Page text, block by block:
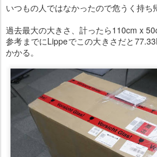
いつもの人ではなかったので危うく持ち
過去最大の大きさ、計ったら110cm x
参考までにLippeでこの大きさだと
かかる。